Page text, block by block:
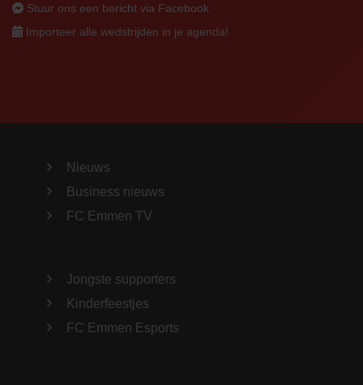
Stuur ons een bericht via Facebook
Importeer alle wedstrijden in je agenda!
Nieuws
Business nieuws
FC Emmen TV
Jongste supporters
Kinderfeestjes
FC Emmen Esports